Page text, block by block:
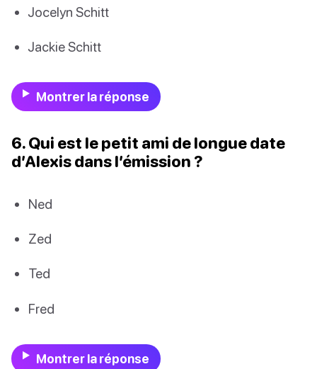
Jocelyn Schitt
Jackie Schitt
Montrer la réponse
6. Qui est le petit ami de longue date
d’Alexis dans l’émission ?
Ned
Zed
Ted
Fred
Montrer la réponse